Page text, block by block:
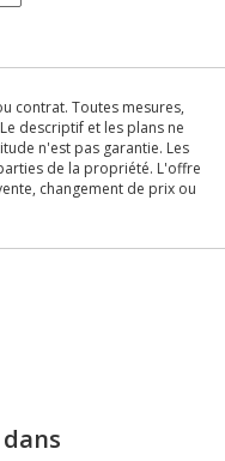
contrat. Toutes mesures,
descriptif et les plans ne
n'est pas garantie. Les
de la propriété. L'offre
changement de prix ou